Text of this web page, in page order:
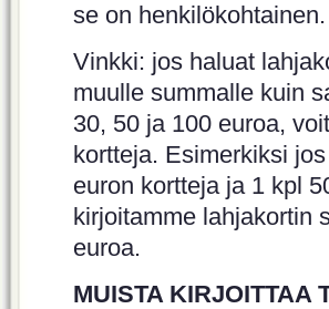
se on henkilökohtainen.
Vinkki: jos haluat
muulle summalle kuin
30, 50 ja 100 euroa,
kortteja. Esimerkiksi
euron kortteja ja 1 kpl
kirjoitamme lahjakortin
euroa.
MUISTA KIRJOITTAA